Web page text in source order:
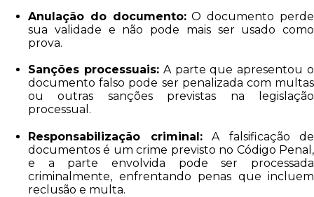
Anulação do documento:O documento perde
sua validade e não pode mais ser usado como
prova.
Sanções processuais:A parte que apresentou o
documento falso pode ser penalizada com multas
ou outras sanções previstas na legislação
processual.
Responsabilização criminal:A falsificação de
documentos é um crime previsto no Código Penal,
e a parte envolvida pode ser processada
criminalmente, enfrentando penas que incluem
reclusão e multa.